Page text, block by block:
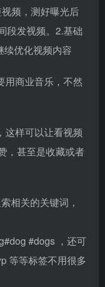
频，测好曝光后
段发视频。2.基础
优化视频内容
用商业音乐，不然
这样可以让看视频
，甚至是收藏或者
相关的关键词，
#dogs ，还可
等等标签不用很多